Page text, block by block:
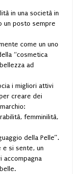
in una società in
un posto sempre
come un uno
“cosmetica
ad
i migliori attivi
creare dei
femminilità,
della Pelle”.
e si sente, un
accompagna